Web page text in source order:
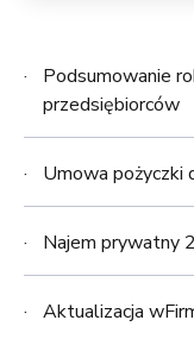
Podsumowanie
przedsiębiorców
Umowa pożyczki
Najem prywatny
Aktualizacja